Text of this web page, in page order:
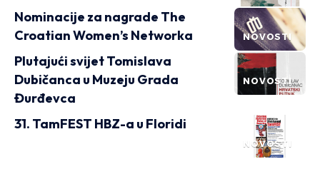
NOVOSTI
Nominacije za nagrade The
Croatian Women’s Networka
NOVOSTI
Plutajući svijet Tomislava
Dubičanca u Muzeju Grada
Đurđevca
NOVOSTI
31. TamFEST HBZ-a u Floridi